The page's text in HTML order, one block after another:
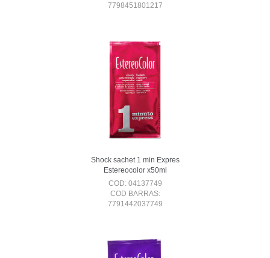
7798451801217
Shock sachet 1 min Expres
Estereocolor x50ml
COD: 04137749
COD BARRAS:
7791442037749